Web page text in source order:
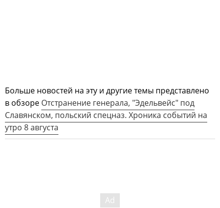
Больше новостей на эту и другие темы представлено
в обзоре Отстранение генерала, "Эдельвейс" под
Славянском, польский спецназ. Хроника событий на
утро 8 августа